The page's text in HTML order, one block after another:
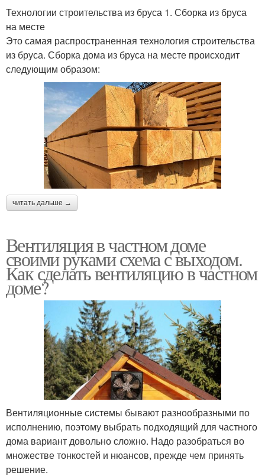
Технологии строительства из бруса 1. Сборка из бруса
на месте
Это самая распространенная технология строительства
из бруса. Сборка дома из бруса на месте происходит
следующим образом:
читать дальше →
Вентиляция в частном доме
своими руками схема с выходом.
Как сделать вентиляцию в частном
доме?
Вентиляционные системы бывают разнообразными по
исполнению, поэтому выбрать подходящий для частного
дома вариант довольно сложно. Надо разобраться во
множестве тонкостей и нюансов, прежде чем принять
решение.